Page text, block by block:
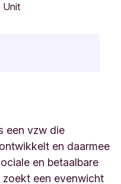
Unit
een vzw die
en daarmee
en betaalbare
een evenwicht